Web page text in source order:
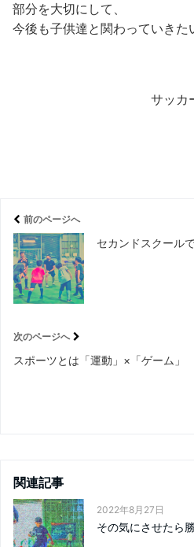
部分を大切にして、
今後も子供達と関わっていきた
サッカ
前のページへ
セカンドスクール
次のページへ
スポーツとは「運動」×「ゲーム」
関連記事
2022年8月27日
その気にさせたら